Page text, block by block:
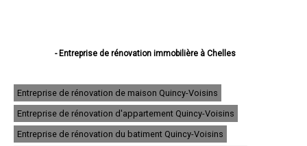
- Entreprise de rénovation immobilière à Chelles
- Entreprise de rénovation immobilière à Pontault-Combault
- Entreprise de rénovation immobilière à Savigny-le-Temple
- Entreprise de rénovation immobilière à Champs-sur-Marne
- Entreprise de rénovation immobilière à Villeparisis
- Entreprise de rénovation immobilière à Roissy-en-Brie
Entreprise de rénovation de maison Quincy-Voisins
Entreprise de rénovation d'appartement Quincy-Voisins
Entreprise de rénovation du batiment Quincy-Voisins